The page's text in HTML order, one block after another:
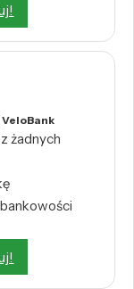
żadnych